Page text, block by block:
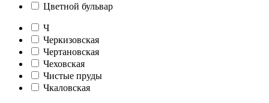
Цветной бульвар
Ч
Черкизовская
Чертановская
Чеховская
Чистые пруды
Чкаловская